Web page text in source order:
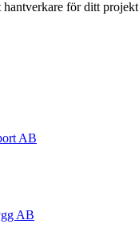
hantverkare för ditt projekt
AB
AB